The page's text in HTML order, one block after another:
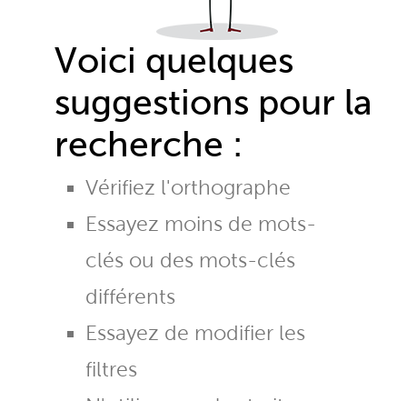
Voici quelques
suggestions pour la
recherche :
Vérifiez l'orthographe
Essayez moins de mots-
clés ou des mots-clés
différents
Essayez de modifier les
filtres